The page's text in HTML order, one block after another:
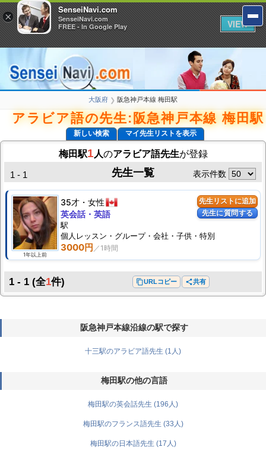
大阪府 ❯ 阪急神戸本線 梅田駅
アラビア語の先生:阪急神戸本線 梅田駅
新しい検索 マイ先生リストを表示
梅田駅1 人のアラビア語先生が登録
先生一覧
1 - 1 表示件数
先生リストに追加
先生に質問する
1年以上前
35才 女性
3000円
英会話・英語
駅
個人 レッスン ・グループ・会社・子供・特別
1 - 1 (全1件) content_copyURLコピー share共有
阪急神戸本線沿線の駅で探す
十三駅のアラビア語先生 (1人)
梅田駅の他の言語
梅田駅の英会話先生 (196人)
梅田駅のフランス語先生 (33人)
梅田駅の日本語先生 (17人)
×
SenseiNavi.com
SenseiNavi.com
FREE - In Google Play
VIEW
×
SenseiNavi.com
SenseiNavi.com
FREE - In Google Play
VIEW